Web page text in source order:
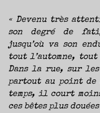
OUVERTS
SUR
L’ACTUALITÉ
LITTÉRAIRE
COURIR
EN
PERMANENCE
APRÈS
LES
NOUVEAUTÉS.
LES
CHEMINS
DE
TRAVERSE
LES
« Devenu très
son degré de
jusqu’où va son
tout l’automne,
Dans la rue, sur
partout au point de
temps, il court moins
ces bêtes plus